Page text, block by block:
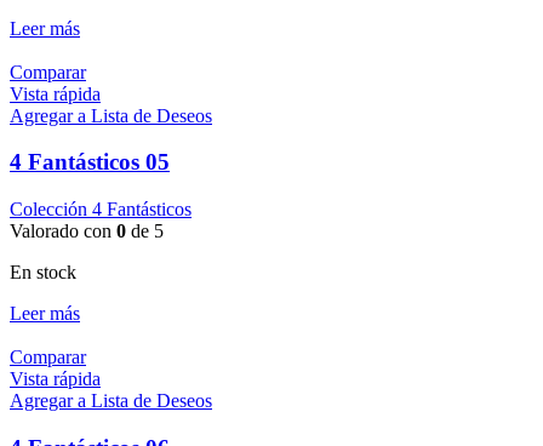
Leer más
Comparar
Vista rápida
Agregar a Lista de Deseos
4 Fantásticos 05
Colección 4 Fantásticos
Valorado con 0 de 5
En stock
Leer más
Comparar
Vista rápida
Agregar a Lista de Deseos